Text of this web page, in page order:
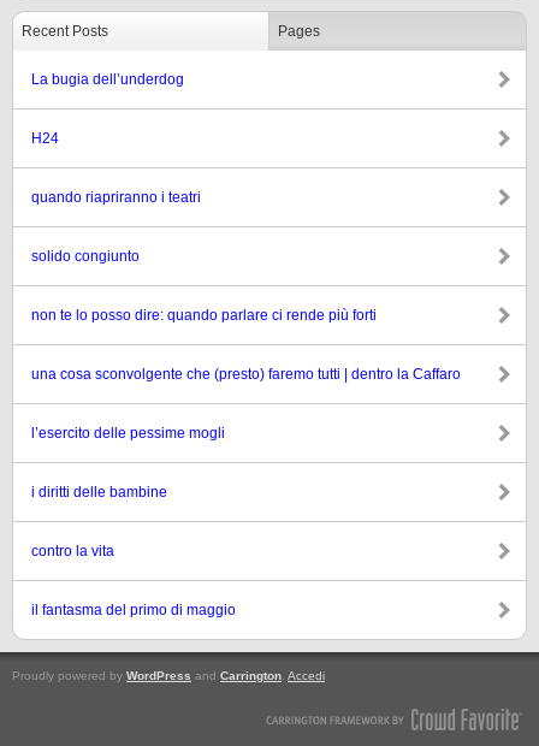
Recent Posts Pages
La bugia dell’underdog
H24
quando riapriranno i teatri
solido congiunto
non te lo posso dire: quando parlare ci rende più forti
una cosa sconvolgente che (presto) faremo tutti | dentro la Caffaro
l’esercito delle pessime mogli
i diritti delle bambine
contro la vita
il fantasma del primo di maggio
Proudly powered by WordPress and Carrington Accedi